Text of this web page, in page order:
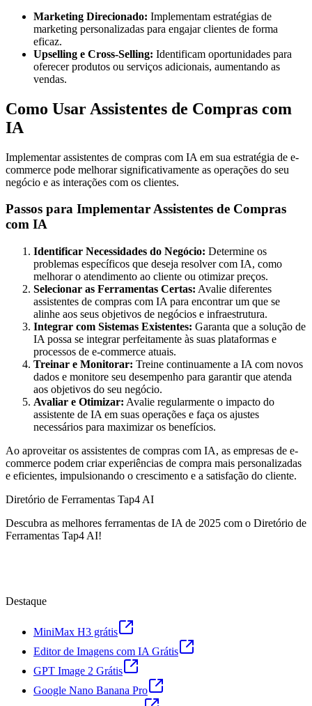
Marketing Direcionado: Implementam estratégias de
marketing personalizadas para engajar clientes de forma
eficaz.
Upselling e Cross-Selling: Identificam oportunidades para
oferecer produtos ou serviços adicionais, aumentando as
vendas.
Como Usar Assistentes de Compras com
IA
Implementar assistentes de compras com IA em sua estratégia de e-
commerce pode melhorar significativamente as operações do seu
negócio e as interações com os clientes.
Passos para Implementar Assistentes de Compras
com IA
Identificar Necessidades do Negócio: Determine os
problemas específicos que deseja resolver com IA, como
melhorar o atendimento ao cliente ou otimizar preços.
Selecionar as Ferramentas Certas: Avalie diferentes
assistentes de compras com IA para encontrar um que se
alinhe aos seus objetivos de negócios e infraestrutura.
Integrar com Sistemas Existentes: Garanta que a solução de
IA possa se integrar perfeitamente às suas plataformas e
processos de e-commerce atuais.
Treinar e Monitorar: Treine continuamente a IA com novos
dados e monitore seu desempenho para garantir que atenda
aos objetivos do seu negócio.
Avaliar e Otimizar: Avalie regularmente o impacto do
assistente de IA em suas operações e faça os ajustes
necessários para maximizar os benefícios.
Ao aproveitar os assistentes de compras com IA, as empresas de e-
commerce podem criar experiências de compra mais personalizadas
e eficientes, impulsionando o crescimento e a satisfação do cliente.
Diretório de Ferramentas Tap4 AI
Descubra as melhores ferramentas de IA de 2025 com o Diretório de
Ferramentas Tap4 AI!
Destaque
MiniMax H3 grátis
Editor de Imagens com IA Grátis
GPT Image 2 Grátis
Google Nano Banana Pro